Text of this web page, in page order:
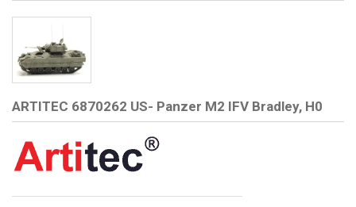
ARTITEC 6870262 US- Panzer M2 IFV Bradley, H0